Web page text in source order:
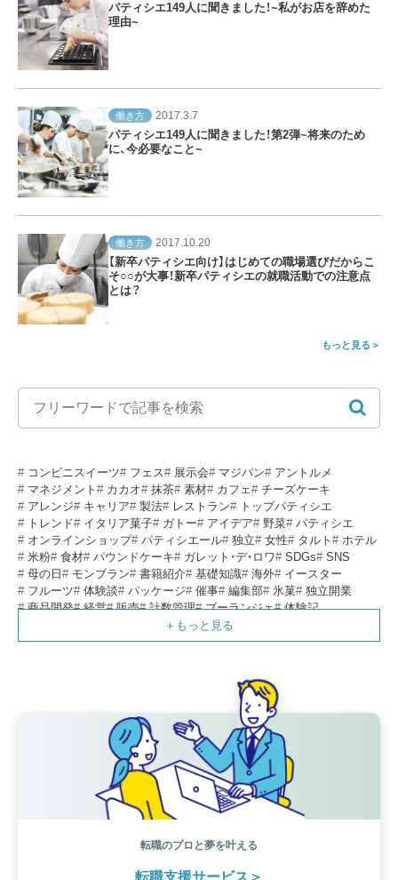
パティシエ149人に聞きました！~私がお店を辞めた
理由~
働き方 2017.3.7
パティシエ149人に聞きました！第2弾~将来のため
に、今必要なこと~
働き方 2017.10.20
【新卒パティシエ向け】はじめての職場選びだからこ
そ○○が大事！新卒パティシエの就職活動での注意点
とは？
もっと見る
コンビニスイーツ フェス 展示会 マジパン
アントルメ
マネジメント
カカオ 抹茶 素材 カフェ
チーズケーキ
アレンジ
キャリア 製法 レストラン
トップパティシエ
トレンド
イタリア菓子 ガトー アイデア 野菜
パティシエ
オンラインショップ
パティシエール 独立 女性 タルト
ホテル
米粉
食材 パウンドケーキ ガレット・デ・ロワ SDGs
SNS
母の日
モンブラン 書籍紹介 基礎知識 海外
イースター
フルーツ
体験談 パッケージ 催事 編集部 氷菓
独立開業
商品開発
経営 販売 計数管理 ブーランジェ
体験記
コラム パン スタッフ育成
スイーツ
IT 業界事情 講習会 潜入レポート
クリスマス
ウェデイングケーキ
ベーカリー 工場
生菓子
アシェットデセール
フランス オーブン担当 チョコレート
転職のプロと夢を叶える
転職支援サービス